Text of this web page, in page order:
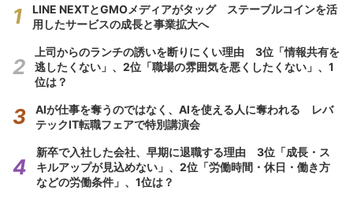
LINE NEXTとGMOメディアがタッグ ステーブルコインを活
用したサービスの成長と事業拡大へ
上司からのランチの誘いを断りにくい理由 3位「情報共有を
逃したくない」、2位「職場の雰囲気を悪くしたくない」、1
位は？
AIが仕事を奪うのではなく、AIを使える人に奪われる レバ
テックIT転職フェアで特別講演会
新卒で入社した会社、早期に退職する理由 3位「成長・ス
キルアップが見込めない」、2位「労働時間・休日・働き方
などの労働条件」、1位は？